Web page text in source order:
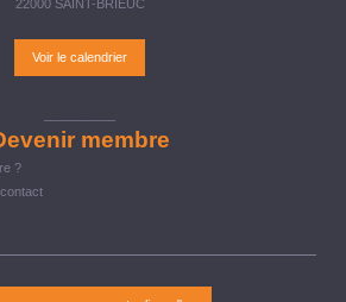
22000 SAINT-BRIEUC
Voir le calendrier
membre
?